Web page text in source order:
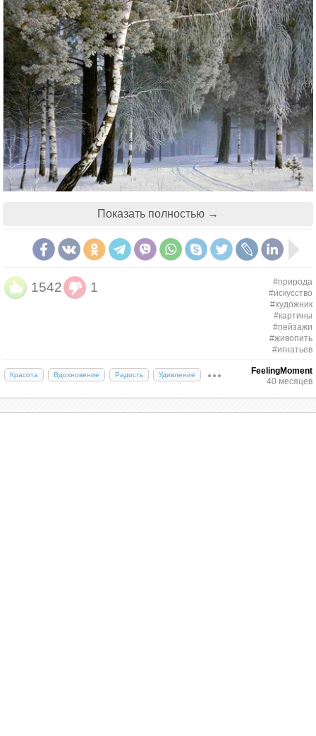
Показать полностью →
1542 1
#природа
#искусство
#художник
#картины
#пейзажи
#живопить
#игнатьев
Красота Вдохновение Радость Удивление
FeelingMoment
40 месяцев